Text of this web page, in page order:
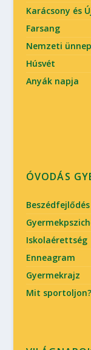
Karácsony és
Farsang
Nemzeti
Húsvét
Anyák napja
ÓVODÁS
Iskolaérettség
Enneagram
Gyermekrajz
Mit sportoljon?